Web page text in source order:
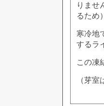
りませ
るため）
寒冷地
するラ
この凍
（芽